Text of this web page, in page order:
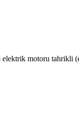
motoru tahrikli